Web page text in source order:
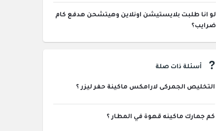
لو انا طلبت بلايستيشن اونلاين وهيتشحن هدفع كام
ضرايب؟
أسئلة ذات صلة
التخليص الجمركى لارامكس ماكينة حفر ليزر ؟
كم جمارك ماكينه قهوة في المطار ؟